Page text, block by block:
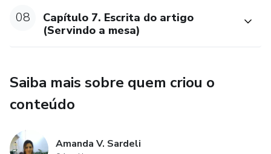
08
Capítulo 7. Escrita do artigo
(Servindo a mesa)
Saiba mais sobre quem criou o
conteúdo
Amanda V. Sardeli